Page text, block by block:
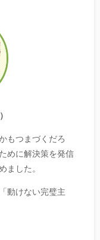
もつまづくだろ
めに解決策を発信
ました。
動けない完璧主